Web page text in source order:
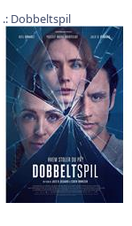
Dobbeltspil